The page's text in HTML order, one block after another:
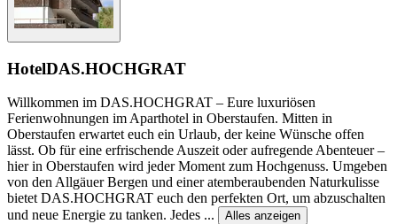
HotelDAS.HOCHGRAT
Willkommen im DAS.HOCHGRAT – Eure luxuriösen
Ferienwohnungen im Aparthotel in Oberstaufen. Mitten in
Oberstaufen erwartet euch ein Urlaub, der keine Wünsche offen
lässt. Ob für eine erfrischende Auszeit oder aufregende Abenteuer –
hier in Oberstaufen wird jeder Moment zum Hochgenuss. Umgeben
von den Allgäuer Bergen und einer atemberaubenden Naturkulisse
bietet DAS.HOCHGRAT euch den perfekten Ort, um abzuschalten
und neue Energie zu tanken. Jedes ... Alles anzeigen